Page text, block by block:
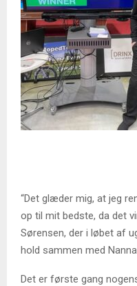
“Det glæder mig, at jeg
op til mit bedste, da det
Sørensen, der i løbet af
hold sammen med
Det er første gang